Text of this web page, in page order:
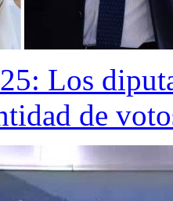
Los
de